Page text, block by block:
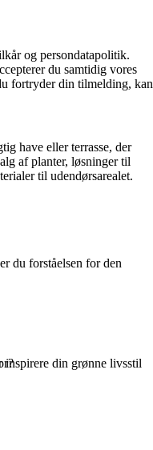
og persondatapolitik.
du samtidig vores
fortryder din tilmelding, kan
have eller terrasse, der
af planter, løsninger til
til udendørsarealet.
du forståelsen for den
din grønne livsstil